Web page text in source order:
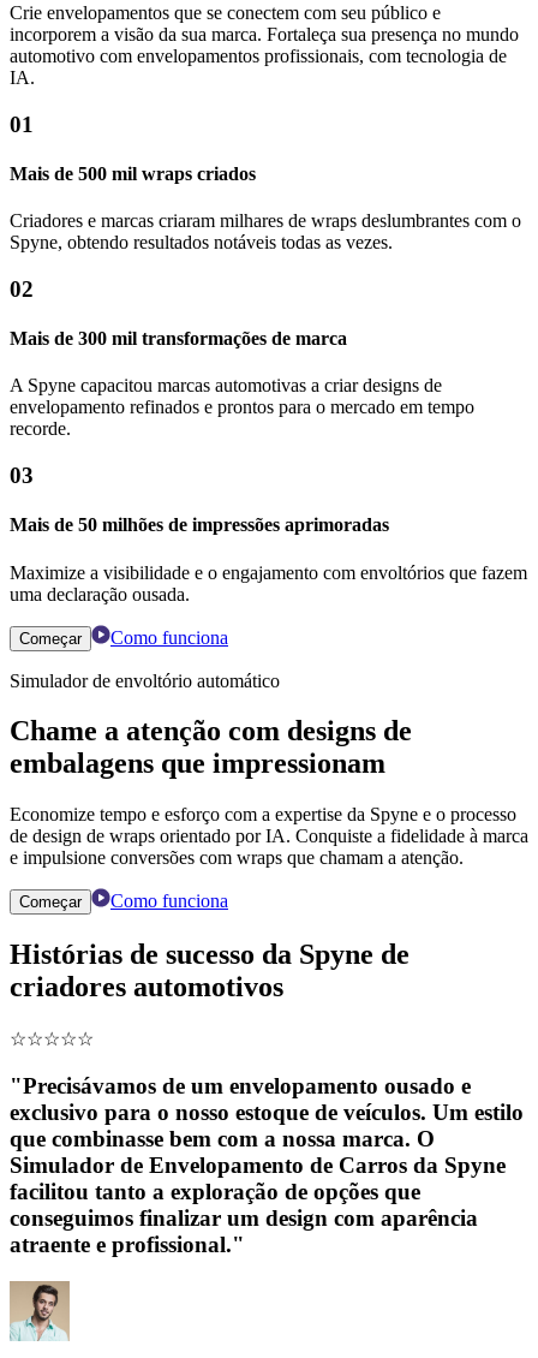
Crie envelopamentos que se conectem com seu público e
incorporem a visão da sua marca. Fortaleça sua presença no mundo
automotivo com envelopamentos profissionais, com tecnologia de
IA.
01
Mais de 500 mil wraps criados
Criadores e marcas criaram milhares de wraps deslumbrantes com o
Spyne, obtendo resultados notáveis ​​todas as vezes.
02
Mais de 300 mil transformações de marca
A Spyne capacitou marcas automotivas a criar designs de
envelopamento refinados e prontos para o mercado em tempo
recorde.
03
Mais de 50 milhões de impressões aprimoradas
Maximize a visibilidade e o engajamento com envoltórios que fazem
uma declaração ousada.
Começar Como funciona
Simulador de envoltório automático
Chame a atenção com designs de
embalagens que impressionam
Economize tempo e esforço com a expertise da Spyne e o processo
de design de wraps orientado por IA. Conquiste a fidelidade à marca
e impulsione conversões com wraps que chamam a atenção.
Começar Como funciona
Histórias de sucesso da Spyne de
criadores automotivos
☆☆☆☆☆
"Precisávamos de um envelopamento ousado e
exclusivo para o nosso estoque de veículos. Um estilo
que combinasse bem com a nossa marca. O
Simulador de Envelopamento de Carros da Spyne
facilitou tanto a exploração de opções que
conseguimos finalizar um design com aparência
atraente e profissional."